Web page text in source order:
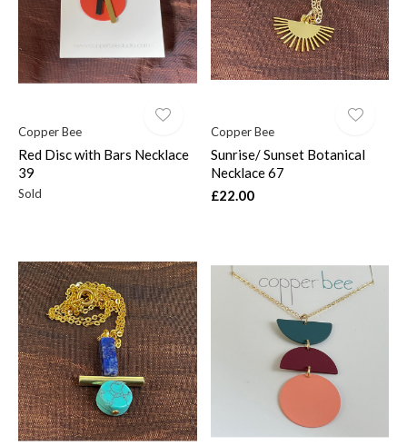
Copper Bee
Red Disc with Bars Necklace
39
Sold
Copper Bee
Sunrise/ Sunset Botanical
Necklace 67
£22.00